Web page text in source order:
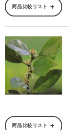
商品比較リスト
商品比較リスト